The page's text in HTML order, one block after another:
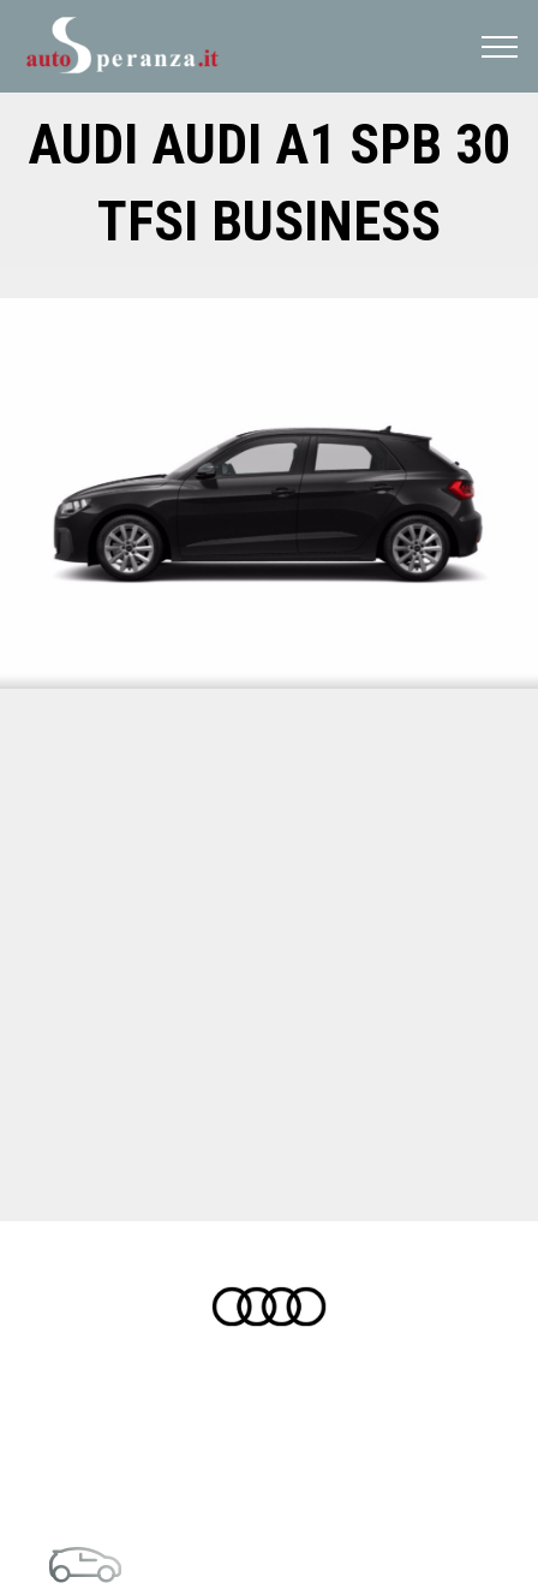
session.LCID = 1033
AUDI AUDI A1 SPB 30
TFSI BUSINESS